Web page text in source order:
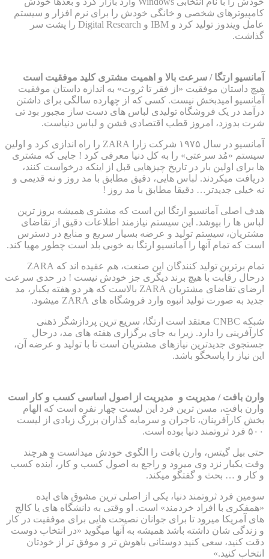
کامپیوترهای شخصی و خانگی خودش را برای نرم افزار و سیستم
عامل ویندوز تولید کرد و IBM و Digital Research را پشت سر
گذاشت.
آمانسیو ارتگا / سرعت بالا و اهمیت مشتری کلید موفقیت است
هیچ داستان موفقیت «از فقر تا ثروت» به اندازه داستان موفقیت
آمانسیو امیدبخش نیست. کسی که از چهارده سالگی برای داشتن
درآمد در یک فروشگاه تولیدی لباس های دست ساز مجبور بود تی
شرت بدوزد، امروز قطب اقتصادی فشن و لباس دنیاست.
آمانسیو در سال ۱۹۷۵ شرکت زارا ZARA را راه اندازی کرد و اولین
سیستم «مُد سرعتی» را به کل دنیا معرفی کرد ! جایی که مشتری
ها برای اولین بار در تاریخ چیزهایی قبل از اینکه درخواست کنند،
دریافت میکردند. لباس هایی، دقیق مطابق با مد روز و نه قدیمی و
نه خیلی جدیدتر… دقیقا مطابق با مد روز !
هدف اصلی آمانسیو ارتگا این است که مشتری همیشه بروز ترین
لباس ها را بپوشد. این سیستم نیازمند اطلاعات دقیق از تقاضای
مشتریان، سیستم تولید و عرضه بسیار سریع و منابع در دسترس
است که تمام آنها را آمانسیو ارتگا به خوبی بلد است چطور مهیا کند.
تمام برترین تولید کنندگان این صنعت، هم عقیده اند که ZARA
درحال رقابت با هیچ برند دیگری جز خودش نیست ! در حدی سرعت
ارضای تقاضای مشتریان ZARA بالاست که هر دو هفته یکبار، مد
جدید به صورت تولید انبوه وارد فروشگاه های ZARA میشود.
شبکه CNBC معتقد است ارتگا، سریع ترین پردازشگر ذهنی
کارآفرینی را دارد. زیرا به جای برگزاری هفته های مد، درحال
جستجوی جدیدترین نیازهای مشتریان است تا با تولید و عرضه آن،
این نیاز را پاسخگو باشد.
وارن بافت / مدیریت و مدیریت از اصول اساسی کسب و کار است
وارن بافت، مسن ترین فرد این لیست چهار نفره است که الهام
بخش کارآفرینان، تاجران و سرمایه گذاران بزرگ زیادی از لیست
۵۰۰ فرد ثروتمند دنیا بوده است.
حتی بیل گیتس، وارن بافت را الگوی خودش میدانست و هرچند
وقت یکبار نزد وی میرود و راجع به اصول کسب و کار، آینده کسب
و کار و … بحث و گفتگو میکند.
سومین فرد ثروتمند دنیا، یکی از اصلی ترین مشوق های ایده
«همفکری با افراد خردمند» است. او وقتی به دانشگاه های یا کالج
های آمریکا میرود تا برای جوانان نصیحت هایی برای موفقیت در کار
و زندگی شان داشته باشد همیشه به آنها میگوید «در انتخاب دوست
دقت کنید، سعی کنید دوستانی باهوش تر و موفق تر از خودتان
انتخاب کنید.»